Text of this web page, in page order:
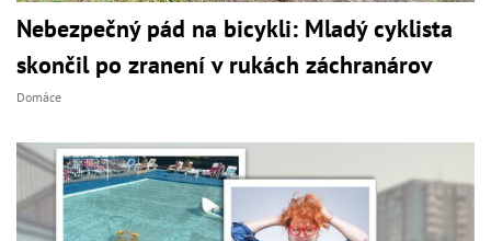
Nebezpečný pád na bicykli: Mladý cyklista
skončil po zranení v rukách záchranárov
Domáce